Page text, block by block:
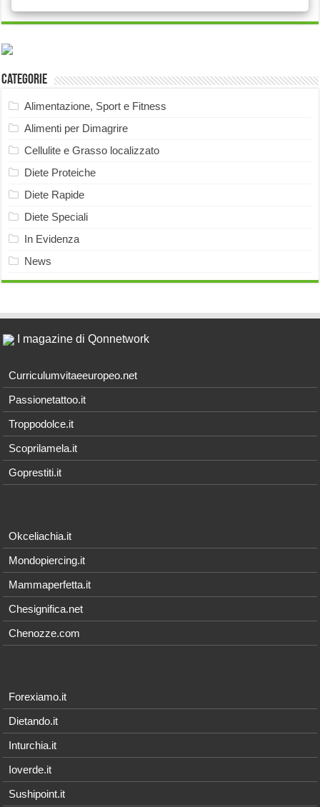
Categorie
Alimentazione, Sport e Fitness
Alimenti per Dimagrire
Cellulite e Grasso localizzato
Diete Proteiche
Diete Rapide
Diete Speciali
In Evidenza
News
I magazine di Qonnetwork
Curriculumvitaeeuropeo.net
Passionetattoo.it
Troppodolce.it
Scoprilamela.it
Goprestiti.it
Okceliachia.it
Mondopiercing.it
Mammaperfetta.it
Chesignifica.net
Chenozze.com
Forexiamo.it
Dietando.it
Inturchia.it
Ioverde.it
Sushipoint.it